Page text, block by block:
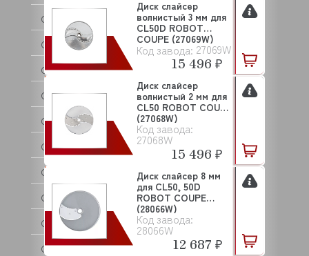
GASTROTOP
GEL MATIC
GELLAR
GEMLUX
GEMM
GGF
GHIDINI
GIERRE
GIORIK
GIRBAU
Код завода: 27069W
Диск слайсер
волнистый 3 мм для
CL50D ROBOT
COUPE (27069W)
15 496 ₽
Код завода:
27068W
Диск слайсер
волнистый 2 мм для
CL50 ROBOT COUPE
(27068W)
15 496 ₽
Код завода:
28066W
Диск слайсер 8 мм
для CL50, 50D
ROBOT COUPE
(28066W)
12 687 ₽